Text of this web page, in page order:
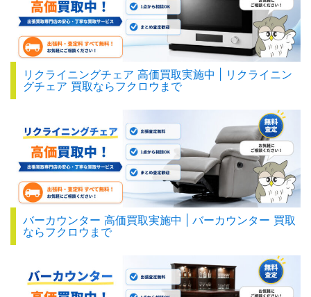
リクライニングチェア 高価買取実施中 | リクライニン
グチェア 買取ならフクロウまで
バーカウンター 高価買取実施中 | バーカウンター 買取
ならフクロウまで